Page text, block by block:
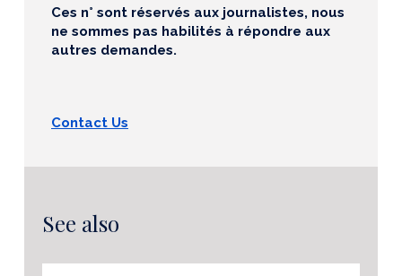
Ces n° sont réservés aux journalistes, nous
ne sommes pas habilités à répondre aux
autres demandes.
Contact Us
See also